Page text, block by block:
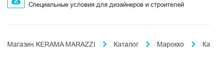
Специальные условия для дизайнеров и строителей
Магазин KERAMA MARAZZI Каталог Марокко